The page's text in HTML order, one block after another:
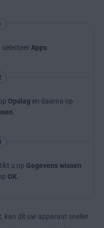
selecteer Apps.
Opslag en daarna op
.
u op Gegevens wissen
OK.
kan dit uw apparaat sneller